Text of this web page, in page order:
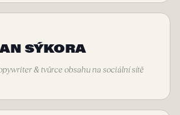
SÝKORA
& tvůrce obsahu na sociální sítě